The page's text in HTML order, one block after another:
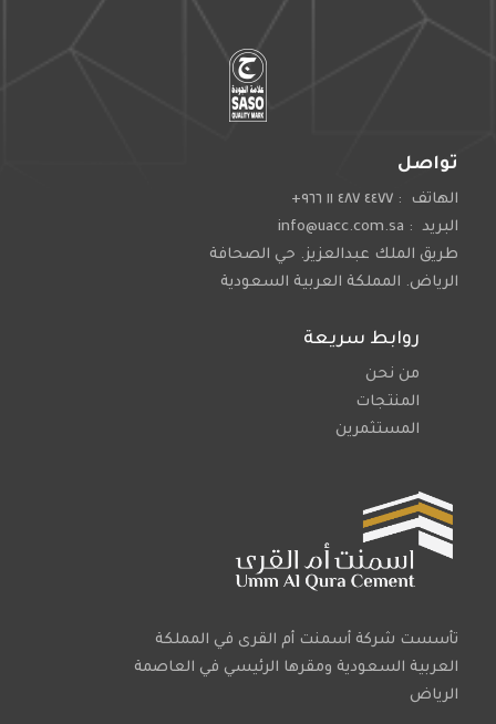
تواصل
الهاتف : ٤٤٧٧ ٤٨٧ ١١ ٩٦٦+
البريد : info@uacc.com.sa
طريق الملك عبدالعزيز. حي الصحافة
الرياض. المملكة العربية السعودية
روابط سريعة
من نحن
المنتجات
المستثمرين
تأسست شركة أسمنت أم القرى في المملكة
العربية السعودية ومقرها الرئيسي في العاصمة
الرياض